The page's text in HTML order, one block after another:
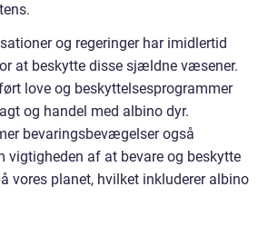
og regeringer har imidlertid
at beskytte disse sjældne væsener.
love og beskyttelsesprogrammer
og handel med albino dyr.
bevaringsbevægelser også
vigtigheden af at bevare og beskytte
vores planet, hvilket inkluderer albino